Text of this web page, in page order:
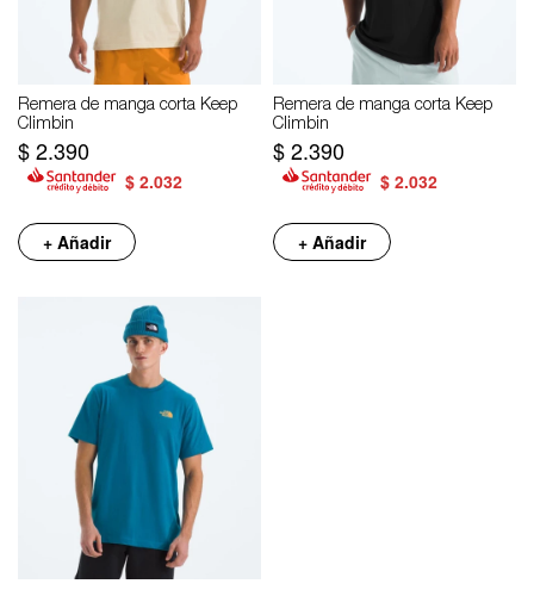
Remera de manga corta Keep
Climbin
$2.390
$ 2.032
+ Añadir
Remera de manga corta Keep
Climbin
$2.390
$ 2.032
+ Añadir